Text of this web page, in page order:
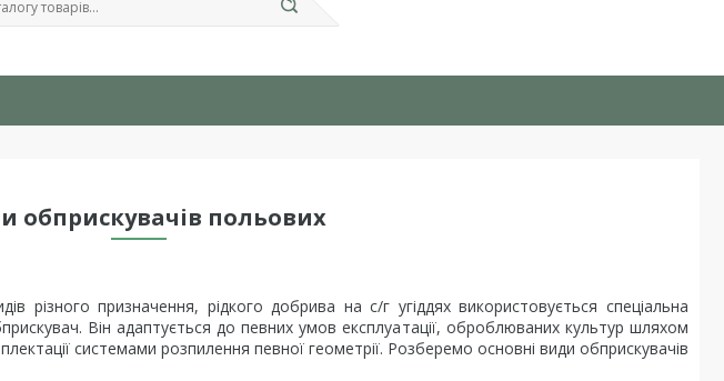
обприскувачів польових
різного призначення, рідкого добрива на с/г угіддях використовується спеціальна
Він адаптується до певних умов експлуатації, оброблюваних культур шляхом
системами розпилення певної геометрії. Розберемо основні види обприскувачів